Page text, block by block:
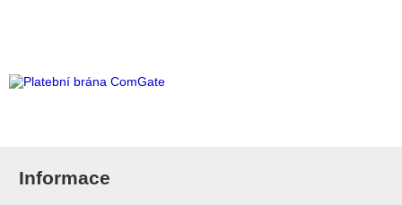
Informace